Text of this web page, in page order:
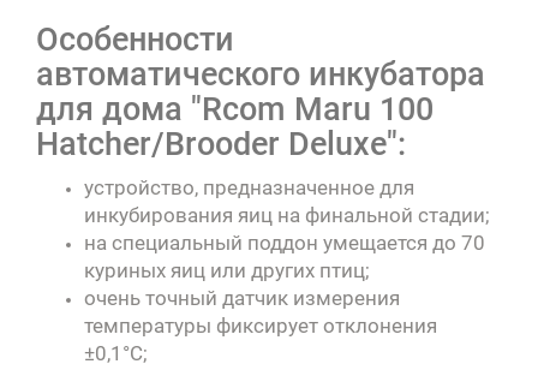
Особенности
автоматического инкубатора
для дома "Rcom Maru 100
Hatcher/Brooder Deluxe":
устройство, предназначенное для
инкубирования яиц на финальной стадии;
на специальный поддон умещается до 70
куриных яиц или других птиц;
очень точный датчик измерения
температуры фиксирует отклонения
±0,1°C;